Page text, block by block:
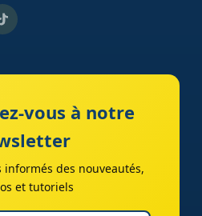
vous à notre
informés des nouveautés,
et tutoriels